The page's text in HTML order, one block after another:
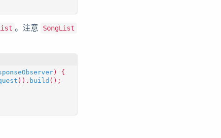
。注意 SongList
)
{
)). build ();